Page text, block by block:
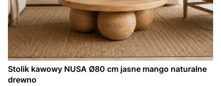
Stolik kawowy NUSA Ø80 cm jasne mango naturalne
drewno